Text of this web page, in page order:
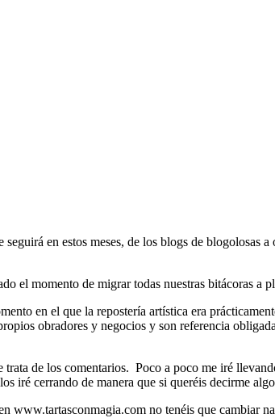
en estos meses, de los blogs de blogolosas
el momento de migrar todas nuestras bitácoras
en el que la repostería artística era
obradores y negocios y son referencia
de los comentarios. Poco a poco me iré
cerrando de manera que si queréis decirme
www.tartasconmagia.com no tenéis que cambiar